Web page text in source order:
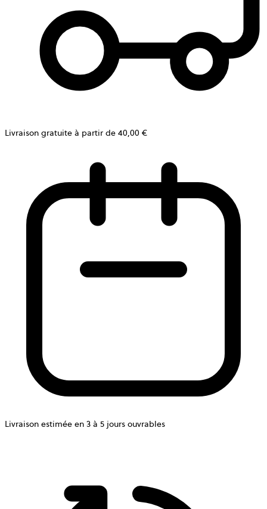
Livraison gratuite à partir de 40,00 €
Livraison estimée en 3 à 5 jours ouvrables